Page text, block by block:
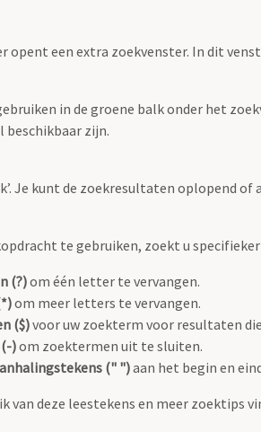
een extra zoekvenster. In dit
in de groene balk onder het
beschikbaar zijn.
Je kunt de zoekresultaten oplopend
te gebruiken, zoekt u
(?)om één letter te vervangen.
om meer letters te vervangen.
($)voor uw zoekterm voor resultaten
)om zoektermen uit te sluiten.
(" ")aan het begin en
van deze leestekens en meer zoektips